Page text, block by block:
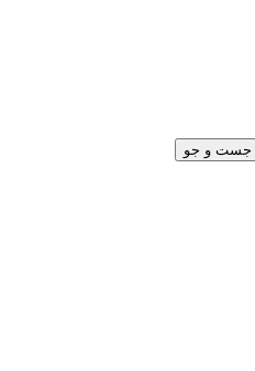
جست و جو